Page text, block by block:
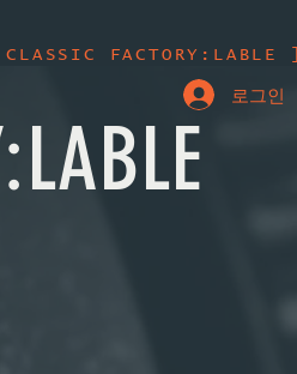
FACTORY:LABLE ]
로그인